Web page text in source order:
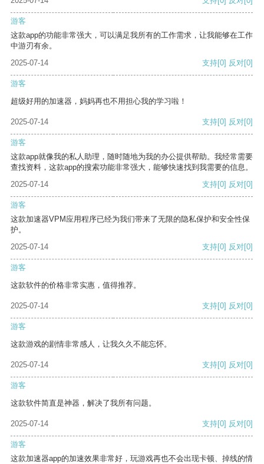
游客
这款app的功能非常强大，可以满足我所有的工作需求，让我能够在工作
中游刃有余。
2025-07-14
支持[0] 反对[0]
游客
超级好用的加速器，妈妈再也不用担心我的学习啦！
2025-07-14 支持[0] 反对[0]
游客
这款app就像我的私人助理，随时随地为我的办公提供帮助。我经常需要
查找资料，这款app的搜索功能非常强大，能够快速找到我需要的信息。
2025-07-14
支持[0] 反对[0]
游客
这款加速器VPM应用程序已经为我们带来了无限的隐私保护和安全性保
护。
2025-07-14
支持[0] 反对[0]
游客
这款软件的价格非常实惠，值得推荐。
2025-07-14 支持[0] 反对[0]
游客
这款游戏的剧情非常感人，让我久久不能忘怀。
2025-07-14 支持[0] 反对[0]
游客
这款软件简直是神器，解决了我所有问题。
2025-07-14 支持[0] 反对[0]
游客
这款加速器app的加速效果非常好，玩游戏再也不会出现卡顿、掉线的情